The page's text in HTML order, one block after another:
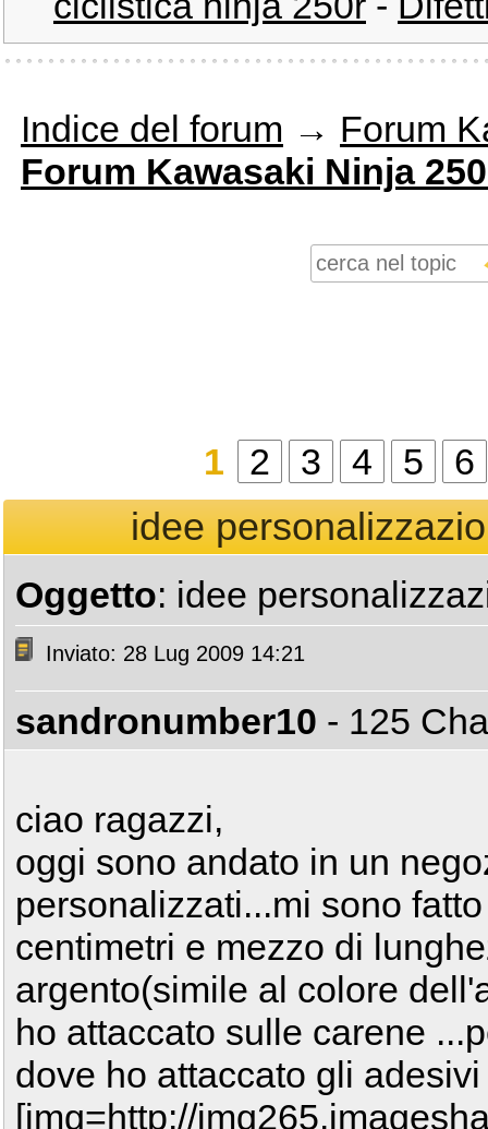
Indice del forum → Forum
Forum Kawasaki Ninja
1 2 3 4 5 6
idee
Oggetto: idee
Inviato: 28 Lug 2009 14:21
sandronumber10 - 125
ciao ragazzi,
oggi sono andato in un
personalizzati...mi sono
centimetri e mezzo di
argento(simile al colore
ho attaccato sulle carene
dove ho attaccato gli
[img=http://